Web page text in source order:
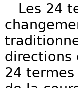
Les 24
directions
24